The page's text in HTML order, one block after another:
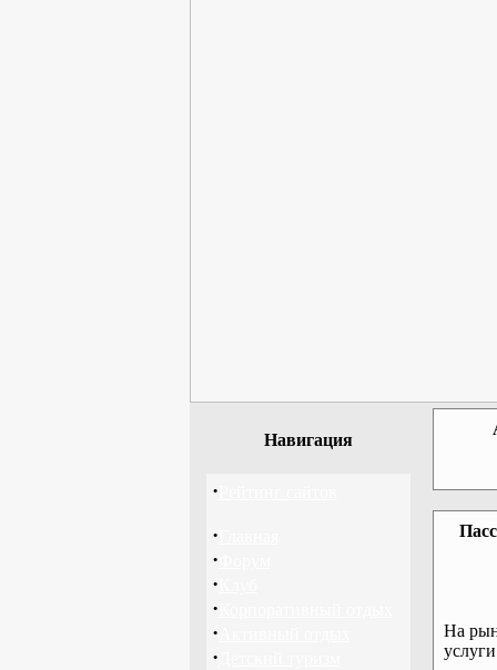
Навигация
·
·
·
·
·
·
·
На